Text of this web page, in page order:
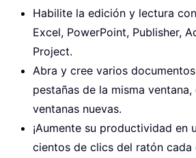
Habilite la edición y lectura
Excel, PowerPoint, Publisher,
Project.
Abra y cree varios
pestañas de la misma
ventanas nuevas.
¡Aumente su productividad en
cientos de clics del ratón cada